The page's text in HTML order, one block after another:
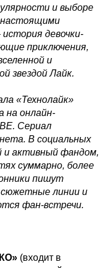
и выборе
настоящими
девочки-
приключения,
и
звездой Лайк.
«Технолайк»
на онлайн-
Сериал
В социальных
и активный фандом,
суммарно, более
пишут
линии и
фан-встречи.
(входит в